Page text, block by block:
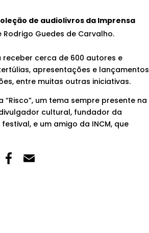
de audiolivros da Imprensa
Guedes de Carvalho.
receber cerca de 600 autores e
apresentações e lançamentos
entre muitas outras iniciativas.
um tema sempre presente na
cultural, fundador da
e um amigo da INCM, que
LinkedIn
Partilhe